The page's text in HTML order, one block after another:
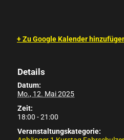
+ Zu Google Kalender
Details
Datum:
Mo., 12. Mai 2025
Zeit:
18:00 - 21:00
Veranstaltungskategorie: